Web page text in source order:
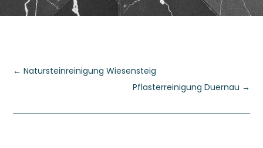
←Natursteinreinigung Wiesensteig
Pflasterreinigung Duernau →